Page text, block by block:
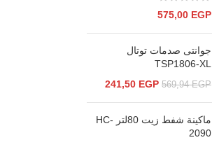
575,00 EGP
جوانتى صدمات توتال
TSP1806-XL
569,94EGP
241,50 EGP
ماكينة شفط زيت 80لتر HC-
2090